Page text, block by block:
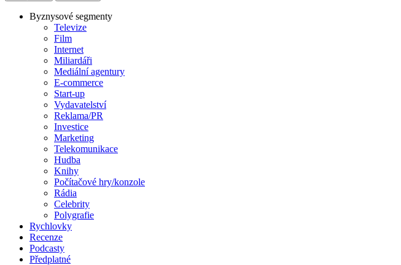
Byznysové segmenty
Televize
Film
Internet
Miliardáři
Mediální agentury
E-commerce
Start-up
Vydavatelství
Reklama/PR
Investice
Marketing
Telekomunikace
Hudba
Knihy
Počítačové hry/konzole
Rádia
Celebrity
Polygrafie
Rychlovky
Recenze
Podcasty
Předplatné